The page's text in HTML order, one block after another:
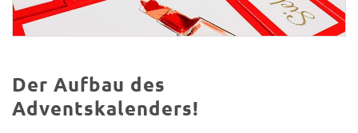
Der Aufbau des
Adventskalenders!